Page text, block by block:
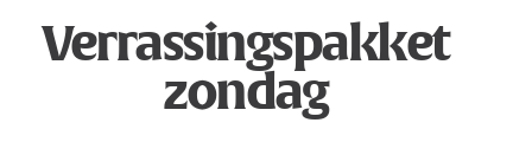
Verrassingspakket
zondag